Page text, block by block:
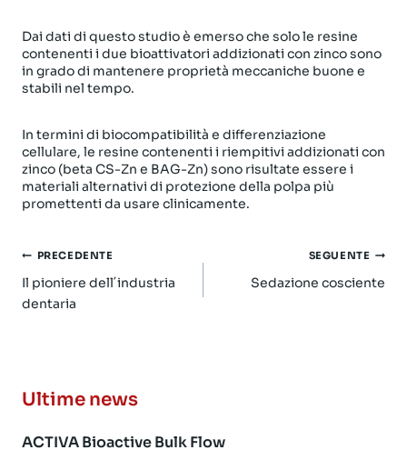
Dai dati di questo studio è emerso che solo le resine
contenenti i due bioattivatori addizionati con zinco sono
in grado di mantenere proprietà meccaniche buone e
stabili nel tempo.
In termini di biocompatibilità e differenziazione
cellulare, le resine contenenti i riempitivi addizionati con
zinco (beta CS-Zn e BAG-Zn) sono risultate essere i
materiali alternativi di protezione della polpa più
promettenti da usare clinicamente.
Navigazione
articoli
PRECEDENTE
Il pioniere dell´industria
dentaria
SEGUENTE
Sedazione cosciente
Ultime news
ACTIVA Bioactive Bulk Flow